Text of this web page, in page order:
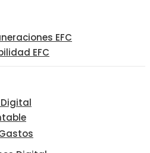
EFC
EFC